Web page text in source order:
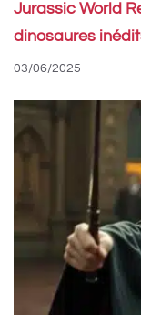
Jurassic World
dinosaures
03/06/2025